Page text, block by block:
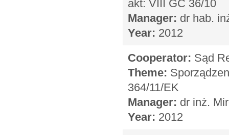
akt: VIII GC 36/10
Manager: dr hab.
Year: 2012
Cooperator: Sąd
Theme:
364/11/EK
Manager: dr inż.
Year: 2012